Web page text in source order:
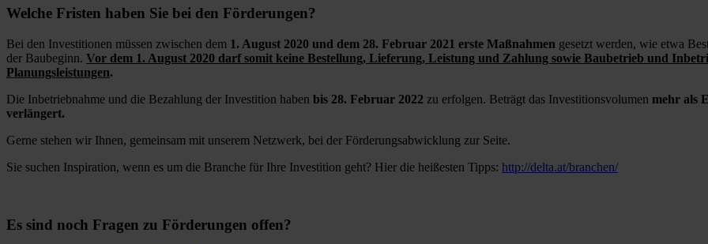
Welche Fristen haben Sie bei den Förderungen?
Bei den Investitionen müssen zwischen dem 1. August 2020 und dem 28. Februar 2021 erste Maßnahmen gesetzt werden, wie etwa
der Baubeginn. Vor dem 1. August 2020 darf somit keine Bestellung, Lieferung, Leistung und Zahlung sowie Baubetrieb und
Planungsleistungen.
Die Inbetriebnahme und die Bezahlung der Investition haben bis 28. Februar 2022 zu erfolgen. Beträgt das Investitionsvolumen mehr als
verlängert.
Gerne stehen wir Ihnen, gemeinsam mit unserem Netzwerk, bei der Förderungsabwicklung zur Seite.
Sie suchen Inspiration, wenn es um die Branche für Ihre Investition geht? Hier die heißesten Tipps: http://delta.at/branchen/
Es sind noch Fragen zu Förderungen offen?